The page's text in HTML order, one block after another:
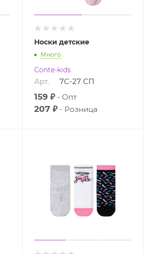
Носки детские
Много
Conte-kids
Арт. 7С-27 СП
159 ₽ Опт
207 ₽ Розница